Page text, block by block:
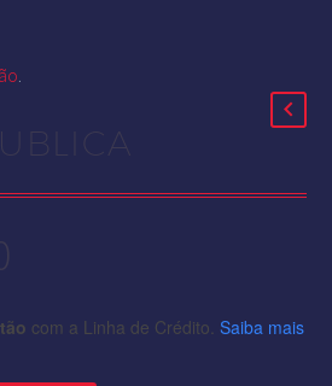
.
com a Linha de Crédito. Saiba mais